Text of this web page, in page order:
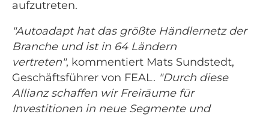
aufzutreten.
"Autoadapt hat das größte Händlernetz der
Branche und ist in 64 Ländern
vertreten", kommentiert Mats Sundstedt,
Geschäftsführer von FEAL. "Durch diese
Allianz schaffen wir Freiräume für
Investitionen in neue Segmente und